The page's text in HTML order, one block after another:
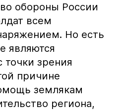
обороны России
всем
Но есть
являются
точки зрения
причине
землякам
региона,